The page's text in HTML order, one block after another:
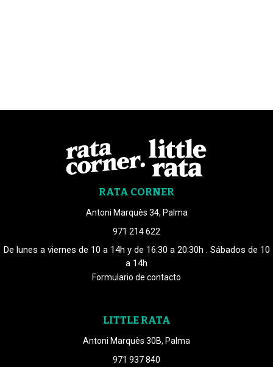
RATA CORNER
Antoni Marquès 34, Palma
971 214 622
De lunes a viernes de 10 a 14h y de 16:30 a 20:30h . Sábados de 10
a 14h
Formulario de contacto
LITTLE RATA
Antoni Marquès 30B, Palma
971 937 840